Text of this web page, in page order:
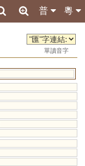
粵
普
單讀音字